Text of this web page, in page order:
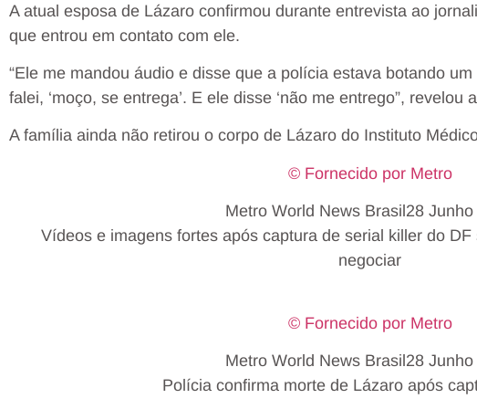
A atual esposa de Lázaro confirmou durante entrevista ao
que entrou em contato com ele.
“Ele me mandou áudio e disse que a polícia estava botando
falei, ‘moço, se entrega’. E ele disse ‘não me entrego”, revelou
A família ainda não retirou o corpo de Lázaro do Instituto
© Fornecido por Metro
Metro World News Brasil28 Junho
Vídeos e imagens fortes após captura de serial killer do
negociar
© Fornecido por Metro
Metro World News Brasil28 Junho
Polícia confirma morte de Lázaro após